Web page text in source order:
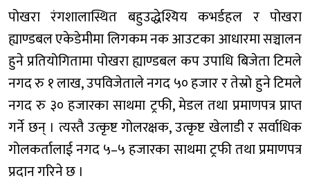
पोखरा रंगशालास्थित बहुउद्धेश्यिय कभर्डहल र पोखरा
ह्याण्डबल एकेडेमीमा लिगकम नक आउटका आधारमा सञ्चालन
हुने प्रतियोगितामा पोखरा ह्याण्डबल कप उपाधि बिजेता टिमले
नगद रु १ लाख, उपविजेताले नगद ५० हजार र तेस्रो हुने टिमले
नगद रु ३० हजारका साथमा ट्रफी, मेडल तथा प्रमाणपत्र प्राप्त
गर्ने छन् । त्यस्तै उत्कृष्ट गोलरक्षक, उत्कृष्ट खेलाडी र सर्वाधिक
गोलकर्तालाई नगद ५–५ हजारका साथमा ट्रफी तथा प्रमाणपत्र
प्रदान गरिने छ ।